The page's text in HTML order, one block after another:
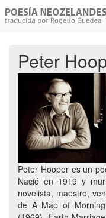
Peter
Peter Hooper es un
Nació en 1919 y
novelista, maestro,
de A Map of